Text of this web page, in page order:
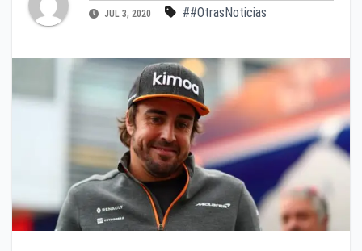
JUL 3, 2020 ##OtrasNoticias